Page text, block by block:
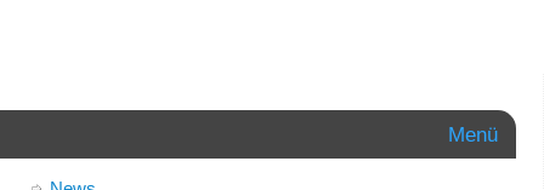
Menü